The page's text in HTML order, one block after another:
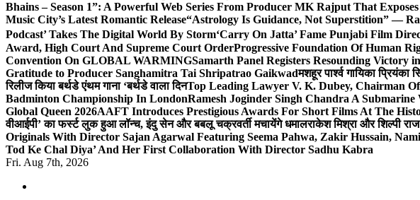
Bhains – Season 1”: A Powerful Web Series From Producer MK Rajput That
Music City’s Latest Romantic Release“Astrology Is Guidance, Not Superstition” —
Podcast’ Takes The Digital World By Storm‘Carry On Jatta’ Fame Punjabi Film
Award, High Court And Supreme Court OrderProgressive Foundation Of Human
Convention On GLOBAL WARMINGSamarth Panel Registers Resounding
Gratitude to Producer Sanghamitra Tai Shripatrao Gaikwadमशहूर पार्श्व गायिका
रिलीज किया बर्थडे एंथम गाना ‘बर्थडे वाला दिनTop Leading Lawyer V. K. Dubey, Chairman
Badminton Championship In LondonRamesh Joginder Singh Chandra A
Global Queen 2026AAFT Introduces Prestigious Awards For Short Films At The
वीआईपी’ का फर्स्ट लुक हुआ लॉन्च, इंदु सेन और बबलू चक्रवर्ती मचायेंगे धमालराकेश मिश्रा और शिल्पी
Originals With Director Sajan Agarwal Featuring Seema Pahwa, Zakir Hussain,
Tod Ke Chal Diya’ And Her First Collaboration With Director Sadhu Kabra
Fri. Aug 7th, 2026